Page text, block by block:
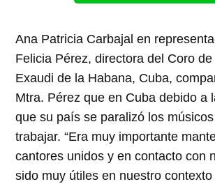
Ana Patricia Carbajal en
Felicia Pérez, directora del Coro
Exaudi de la Habana, Cuba,
Mtra. Pérez que en Cuba debido a
que su país se paralizó los
trabajar. “Era muy importante
cantores unidos y en contacto con
sido muy útiles en nuestro